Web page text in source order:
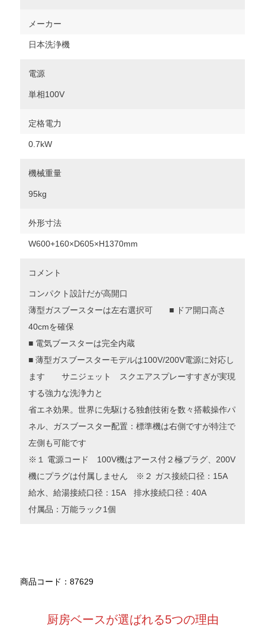
メーカー
日本洗浄機
電源
単相100V
定格電力
0.7kW
機械重量
95kg
外形寸法
W600+160×D605×H1370mm
コメント
コンパクト設計だが高開口
薄型ガスブースターは左右選択可 ■ ドア開口高さ
40cmを確保
■ 電気ブースターは完全内蔵
■ 薄型ガスブースターモデルは100V/200V電源に対応し
ます サニジェット スクエアスプレーすすぎが実現
する強力な洗浄力と
省エネ効果。世界に先駆ける独創技術を数々搭載操作パ
ネル、ガスブースター配置：標準機は右側ですが特注で
左側も可能です
※１ 電源コード 100V機はアース付２極プラグ、200V
機にプラグは付属しません ※２ ガス接続口径：15A
給水、給湯接続口径：15A 排水接続口径：40A
付属品：万能ラック1個
商品コード：87629
厨房ベースが選ばれる5つの理由